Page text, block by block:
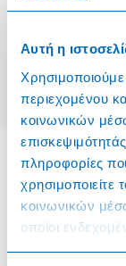
Αυτή η
περιεχομένου
κοινωνικών
πληροφορίες
χρησιμοποιείτε
κοινωνικών
οποίοι
πληροφορίες
Πληροφορίες
Όροι &